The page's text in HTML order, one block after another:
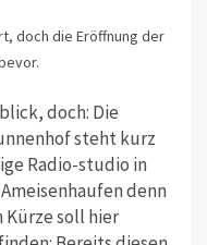
doch die Eröffnung der
doch: Die
steht kurz
Radio-studio in
denn
Kürze soll hier